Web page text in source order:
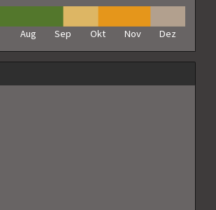
Aug Sep Okt Nov Dez